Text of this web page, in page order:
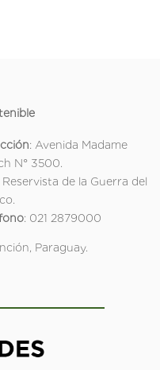
: Avenida Madame
N° 3500.
Reservista de la Guerra del
: 021 2879000
Paraguay.